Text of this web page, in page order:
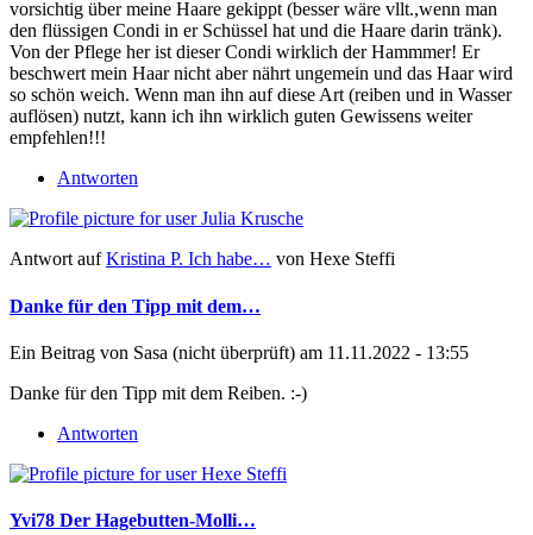
vorsichtig über meine Haare gekippt (besser wäre vllt.,wenn man
den flüssigen Condi in er Schüssel hat und die Haare darin tränk).
Von der Pflege her ist dieser Condi wirklich der Hammmer! Er
beschwert mein Haar nicht aber nährt ungemein und das Haar wird
so schön weich. Wenn man ihn auf diese Art (reiben und in Wasser
auflösen) nutzt, kann ich ihn wirklich guten Gewissens weiter
empfehlen!!!
Antworten
Antwort aufKristina P. Ich habe… von Hexe Steffi
Danke für den Tipp mit dem…
Ein Beitrag von Sasa (nicht überprüft) am 11.11.2022 - 13:55
Danke für den Tipp mit dem Reiben. :-)
Antworten
Yvi78 Der Hagebutten-Molli…